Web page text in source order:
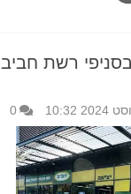
רשת חביב
0